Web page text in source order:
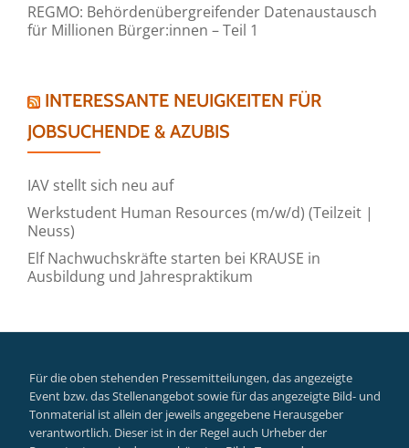
REGMO: Behördenübergreifender Datenaustausch
für Millionen Bürger:innen – Teil 1
INTERESSANTE NEUIGKEITEN FÜR
JOBSUCHENDE & AZUBIS
IAV stellt sich neu auf
Werkstudent Human Resources (m/w/d) (Teilzeit |
Neuss)
Elf Nachwuchskräfte starten bei KRAUSE in
Ausbildung und Jahrespraktikum
Für die oben stehenden Pressemitteilungen, das angezeigte
Event bzw. das Stellenangebot sowie für das angezeigte Bild- und
Tonmaterial ist allein der jeweils angegebene Herausgeber
verantwortlich. Dieser ist in der Regel auch Urheber der